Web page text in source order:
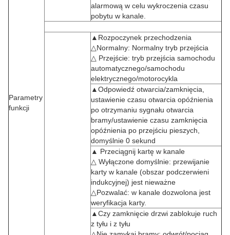
Parametry
funkcji
alarmową w celu wykroczenia czasu
pobytu w kanale.
▲Rozpoczynek przechodzenia
△Normalny: Normalny tryb przejścia
△ Przejście: tryb przejścia samochodu
automatycznego/samochodu
elektrycznego/motorocykla
▲Odpowiedź otwarcia/zamknięcia,
ustawienie czasu otwarcia opóźnienia
po otrzymaniu sygnału otwarcia
bramy/ustawienie czasu zamknięcia
opóźnienia po przejściu pieszych,
domyślnie 0 sekund
▲ Przeciągnij kartę w kanale
△ Wyłączone domyślnie: przewijanie
karty w kanale (obszar podczerwieni
indukcyjnej) jest nieważne
△Pozwalać: w kanale dozwolona jest
weryfikacja karty.
▲Czy zamknięcie drzwi zablokuje ruch
z tyłu i z tyłu